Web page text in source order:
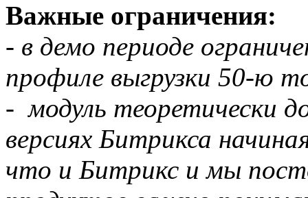
Важные ограничения:
- в демо периоде
профиле выгрузки 50-ю
- модуль теоретически
версиях Битрикса
что и Битрикс и мы